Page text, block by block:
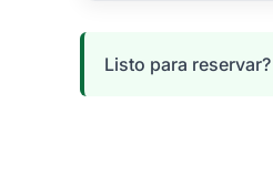
Listo para